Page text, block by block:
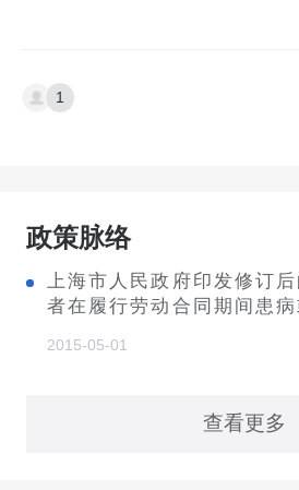
1
政策脉络
上海市人民政府印发修订
者在履行劳动合同期间患
2015-05-01
查看更多